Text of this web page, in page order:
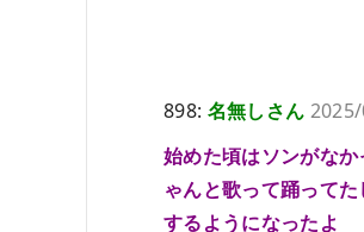
898: 名無しさん
始めた頃はソンがな
ゃんと歌って踊って
するようになったよ